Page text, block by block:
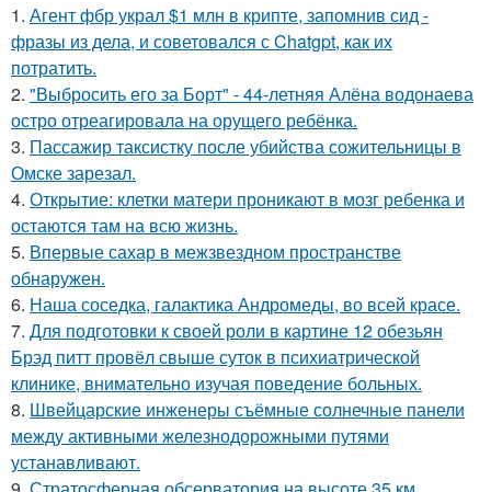
1. Агент фбр украл $1 млн в крипте, запомнив сид -
фразы из дела, и советовался с Chatgpt, как их
потратить.
2. "Выбросить его за Борт" - 44-летняя Алёна водонаева
остро отреагировала на орущего ребёнка.
3. Пассажир таксистку после убийства сожительницы в
Омске зарезал.
4. Открытие: клетки матери проникают в мозг ребенка и
остаются там на всю жизнь.
5. Впервые сахар в межзвездном пространстве
обнаружен.
6. Наша соседка, галактика Андромеды, во всей красе.
7. Для подготовки к своей роли в картине 12 обезьян
Брэд питт провёл свыше суток в психиатрической
клинике, внимательно изучая поведение больных.
8. Швейцарские инженеры съёмные солнечные панели
между активными железнодорожными путями
устанавливают.